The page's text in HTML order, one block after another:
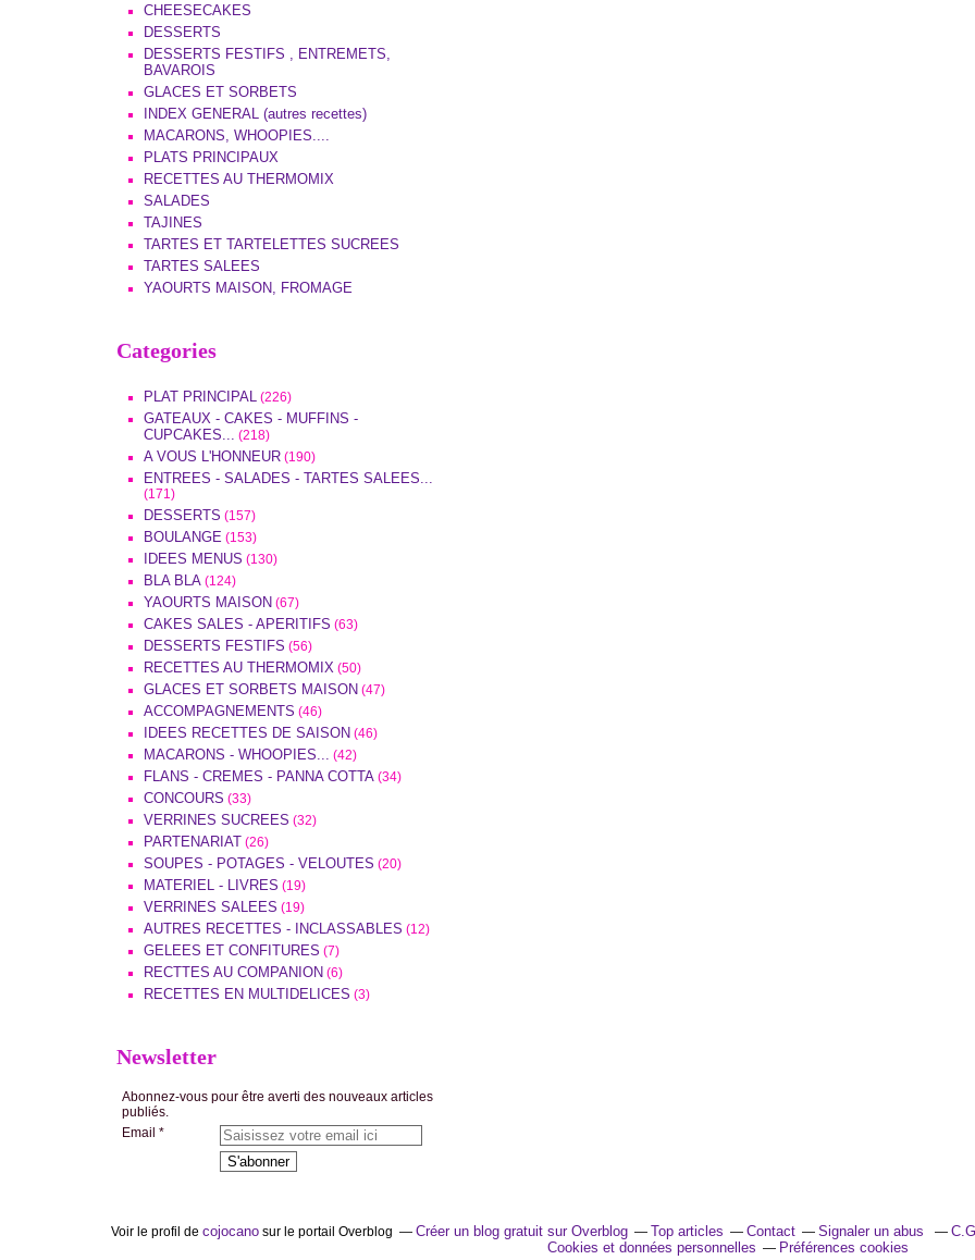
CHEESECAKES
DESSERTS
DESSERTS FESTIFS , ENTREMETS,
BAVAROIS
GLACES ET SORBETS
INDEX GENERAL (autres recettes)
MACARONS, WHOOPIES....
PLATS PRINCIPAUX
RECETTES AU THERMOMIX
SALADES
TAJINES
TARTES ET TARTELETTES SUCREES
TARTES SALEES
YAOURTS MAISON, FROMAGE
Categories
PLAT PRINCIPAL (226)
GATEAUX - CAKES - MUFFINS -
CUPCAKES... (218)
A VOUS L'HONNEUR (190)
ENTREES - SALADES - TARTES SALEES...
(171)
DESSERTS (157)
BOULANGE (153)
IDEES MENUS (130)
BLA BLA (124)
YAOURTS MAISON (67)
CAKES SALES - APERITIFS (63)
DESSERTS FESTIFS (56)
RECETTES AU THERMOMIX (50)
GLACES ET SORBETS MAISON (47)
ACCOMPAGNEMENTS (46)
IDEES RECETTES DE SAISON (46)
MACARONS - WHOOPIES... (42)
FLANS - CREMES - PANNA COTTA (34)
CONCOURS (33)
VERRINES SUCREES (32)
PARTENARIAT (26)
SOUPES - POTAGES - VELOUTES (20)
MATERIEL - LIVRES (19)
VERRINES SALEES (19)
AUTRES RECETTES - INCLASSABLES (12)
GELEES ET CONFITURES (7)
RECTTES AU COMPANION (6)
RECETTES EN MULTIDELICES (3)
Newsletter
Abonnez-vous pour être averti des nouveaux articles
publiés.
Email
Voir le profil de cojocano sur le portail Overblog Créer un blog gratuit sur Overblog Top articles Contact Signaler un abus
Cookies et données personnelles
Préférences cookies